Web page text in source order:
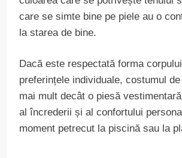
care se simte bine pe piele au o
la starea de bine.
Dacă este respectată forma
preferințele individuale, costumul
mai mult decât o piesă
al încrederii și al confortului
moment petrecut la piscină sau la